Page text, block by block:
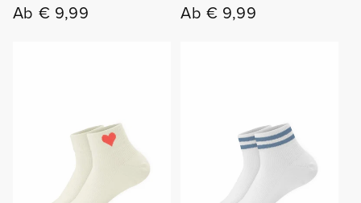
Normaler
Ab € 9,99
Normaler
Ab € 9,99